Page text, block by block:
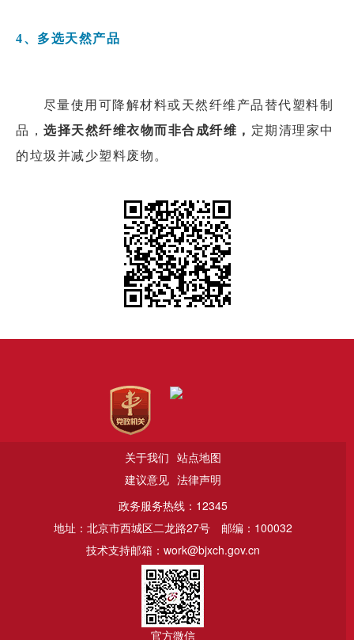
4、多选天然产品
尽量使用可降解材料或天然纤维产品替代塑料制
品， 选择天然纤维衣物而非合成纤维， 定期清理家中
的垃圾并减少塑料废物。
关于我们 站点地图
建议意见 法律声明
政务服务热线：12345
地址：北京市西城区二龙路27号
邮编：100032
技术支持邮箱：work@bjxch.gov.cn
官方微信